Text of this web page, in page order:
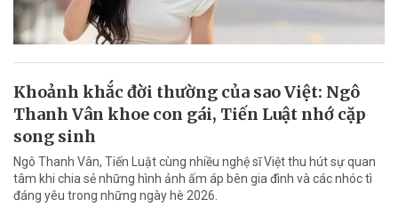
Khoảnh khắc đời thường của sao Việt: Ngô
Thanh Vân khoe con gái, Tiến Luật nhớ cặp
song sinh
Ngô Thanh Vân, Tiến Luật cùng nhiều nghệ sĩ Việt thu hút sự quan
tâm khi chia sẻ những hình ảnh ấm áp bên gia đình và các nhóc tì
đáng yêu trong những ngày hè 2026.